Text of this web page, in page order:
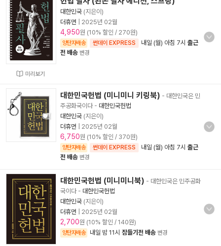
미리보기
대한민국 (지은이)
더휴먼
2025년 02월
4,950원 (10% 할인 / 270원)
양탄자배송 썬데이 EXPRESS 내일 (월) 아침 7시 출근
전 배송 변경
대한민국헌법 (미니미니 키링북) - 대한민국은 민
주공화국이다- 대한민국헌법
대한민국 (지은이)
더휴먼
2025년 02월
6,750원 (10% 할인 / 370원)
양탄자배송 썬데이 EXPRESS 내일 (월) 아침 7시 출근
전 배송 변경
대한민국헌법 (미니미니북) - 대한민국은 민주공화
국이다- 대한민국헌법
대한민국 (지은이)
더휴먼
2025년 02월
2,700원 (10% 할인 / 140원)
양탄자배송 내일 밤 11시 잠들기전 배송 변경